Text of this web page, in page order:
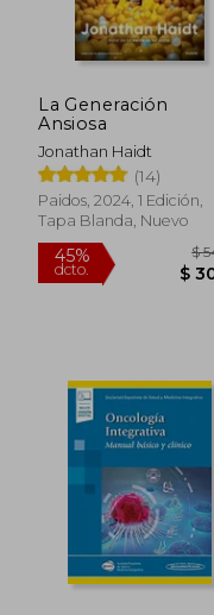
$
La Generación
Ansiosa
Jonathan Haidt
(14)
Paidos, 2024, 1 Edición,
Tapa Blanda, Nuevo